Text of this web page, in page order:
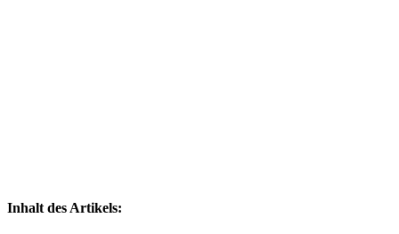
Inhalt des Artikels: